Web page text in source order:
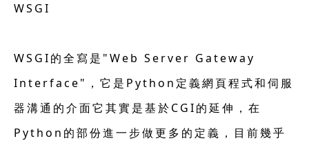
WSGI
WSGI的全寫是"Web Server Gateway
Interface"，它是Python定義網頁程式和伺服
器溝通的介面它其實是基於CGI的延伸，在
Python的部份進一步做更多的定義，目前幾乎